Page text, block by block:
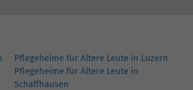
Pflegeheime für Ältere Leute in Luzern
Pflegeheime für Ältere Leute in
Schaffhausen